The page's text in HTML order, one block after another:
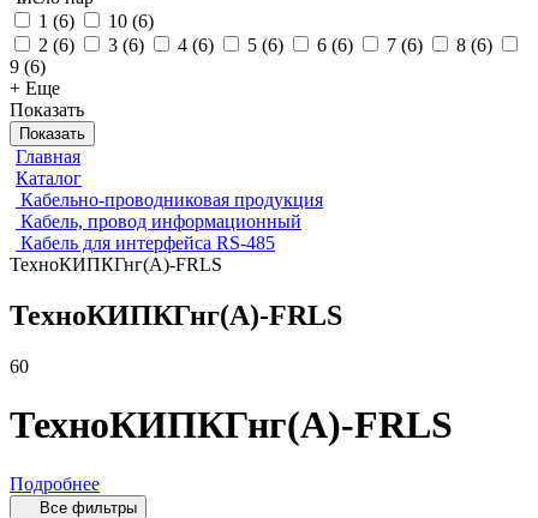
1 (6) 10 (6)
2 (6) 3 (6) 4 (6) 5 (6) 6 (6) 7 (6) 8 (6)
9 (6)
+ Еще
Показать
Показать
Главная
Каталог
Кабельно-проводниковая продукция
Кабель, провод информационный
Кабель для интерфейса RS-485
ТехноКИПКГнг(А)-FRLS
ТехноКИПКГнг(А)-FRLS
60
ТехноКИПКГнг(А)-FRLS
Подробнее
Все фильтры